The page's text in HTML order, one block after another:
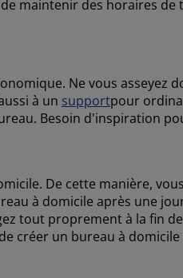
maintenir des horaires de
Ne vous asseyez
à un supportpour
Besoin d'inspiration
De cette manière,
à domicile après une
tout proprement à la fin
créer un bureau à